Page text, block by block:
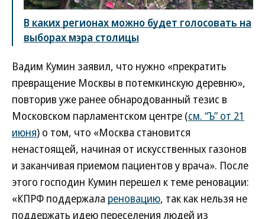
В каких регионах можно будет голосовать на
выборах мэра столицы
Вадим Кумин заявил, что нужно «прекратить
превращение Москвы в потемкинскую деревню»,
повторив уже ранее обнародованный тезис в
Московском парламентском центре (см. “Ъ” от 21
июня) о том, что «Москва становится
ненастоящей, начиная от искусственных газонов
и заканчивая приемом пациентов у врача». После
этого господин Кумин перешел к теме реновации:
«КПРФ поддержала реновацию, так как нельзя не
поддержать идею переселения людей из